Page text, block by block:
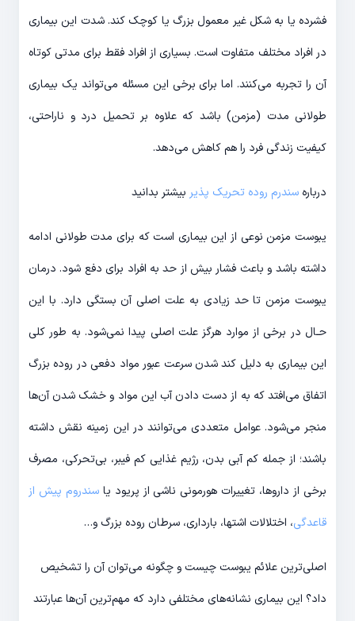
فشرده یا به شکل غیر معمول بزرگ یا کوچک کند. شدت این بیماری
در افراد مختلف متفاوت است. بسیاری از افراد فقط برای مدتی کوتاه
آن را تجربه می‌کنند. اما برای برخی این مسئله می‌تواند یک بیماری
طولانی مدت (مزمن) باشد که علاوه بر تحمیل درد و ناراحتی،
کیفیت زندگی فرد را هم کاهش می‌دهد.
درباره سندرم روده تحریک پذیر بیشتر بدانید
یبوست مزمن نوعی از این بیماری است که برای مدت طولانی ادامه
داشته باشد و باعث فشار بیش از حد به افراد برای دفع شود. درمان
یبوست مزمن تا حد زیادی به علت اصلی آن بستگی دارد. با این
حـال در برخی از موارد هرگز علت اصلی پیدا نمی‌شود. به طور کلی
این بیماری به دلیل کند شدن سرعت عبور مواد دفعی در روده بزرگ
اتفاق می‌افتد که به از دست دادن آب این مواد و خشک شدن آن‌ها
منجر می‌شود. عوامل متعددی می‌توانند در این زمینه نقش داشته
باشند؛ از جمله کم آبی بدن، رژیم غذایی کم فیبر، بی‌تحرکی، مصرف
برخی از داروها، تغییرات هورمونی ناشی از پریود یاسندروم پیش از
قاعدگی، اختلالات اشتها، بارداری، سرطان روده بزرگ و…
اصلی‌ترین علائم یبوست چیست و چگونه می‌توان آن‌ را تشخیص
داد؟ این بیماری نشانه‌های مختلفی دارد که مهم‌ترین آن‌ها عبارتند